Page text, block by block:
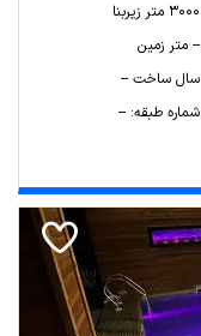
3000 متر زیربنا
-- متر زمین
سال ساخت --
شماره طبقه: --